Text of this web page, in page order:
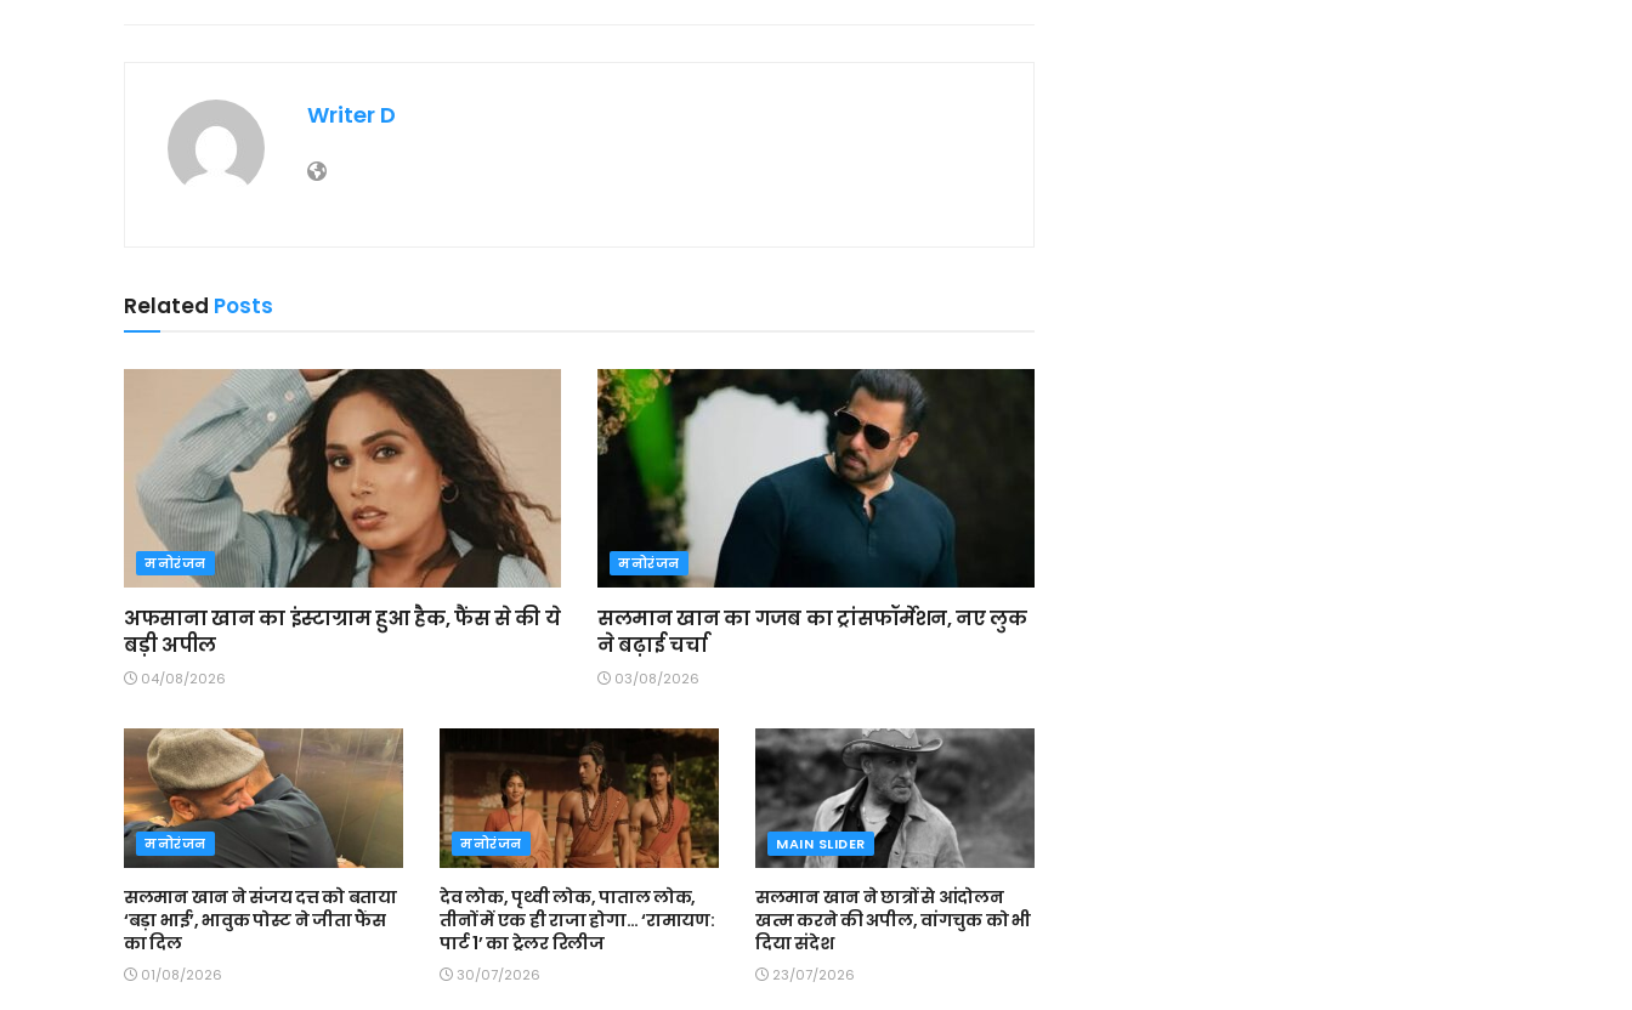
Writer D
Related Posts
मनोरंजन
अफसाना खान का इंस्टाग्राम हुआ हैक, फैंस से की ये
बड़ी अपील
04/08/2026
मनोरंजन
सलमान खान का गजब का ट्रांसफॉर्मेशन, नए लुक
ने बढ़ाई चर्चा
03/08/2026
मनोरंजन
सलमान खान ने संजय दत्त को बताया
‘बड़ा भाई’, भावुक पोस्ट ने जीता फैंस
का दिल
01/08/2026
मनोरंजन
देव लोक, पृथ्वी लोक, पाताल लोक,
तीनों में एक ही राजा होगा… ‘रामायण:
पार्ट 1’ का ट्रेलर रिलीज
30/07/2026
MAIN SLIDER
सलमान खान ने छात्रों से आंदोलन
खत्म करने की अपील, वांगचुक को भी
दिया संदेश
23/07/2026